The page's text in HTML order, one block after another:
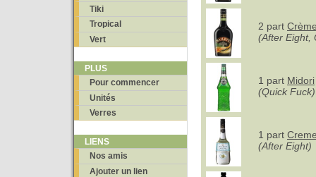
Tiki
Tropical
Vert
PLUS
Pour commencer
Unités
Verres
LIENS
Nos amis
Ajouter un lien
2 part
(After Eight,
1 part Midori
(Quick Fuck)
1 part
(After Eight)